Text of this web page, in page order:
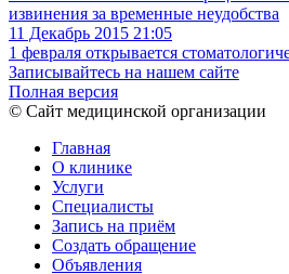
извинения за временные неудобства
11 Декабрь 2015 21:05
1 февраля открывается
Записывайтесь на нашем сайте
Полная версия
© Сайт медицинской организации
Главная
О клинике
Услуги
Специалисты
Запись на приём
Создать обращение
Объявления